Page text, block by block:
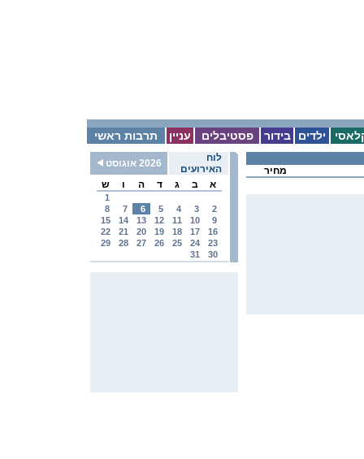
תרבות ראשי עניין פסטיבלים בידור ילדים
לוח
האירועים
2026 אוגוסט
א
ב ג ד ה ו ש
1
2
3
4
5
6
7
8
9
10
11
12
13
14
15
16
17
18
19
20
21
22
23
24
25
26
27
28
29
30
31
מחיר